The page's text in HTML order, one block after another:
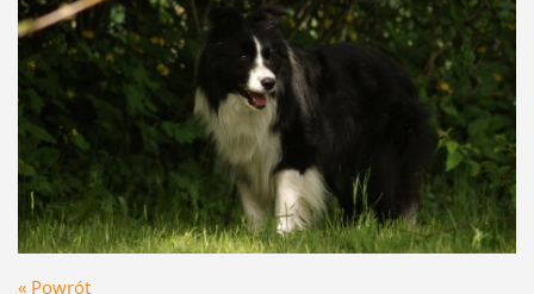
« Powrót